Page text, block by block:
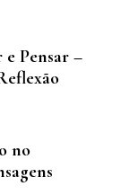
Pensar –
no